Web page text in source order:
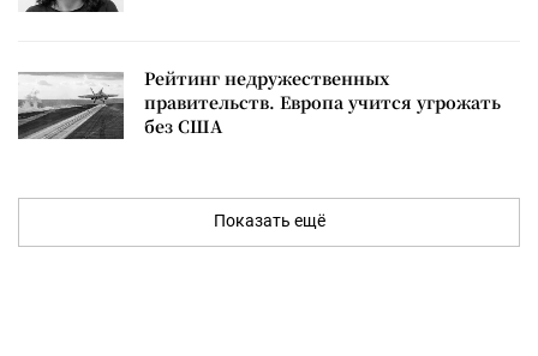
Рейтинг недружественных
правительств. Европа учится угрожать
без США
Показать ещё